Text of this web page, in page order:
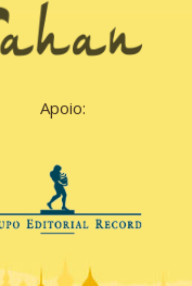
Apoio: